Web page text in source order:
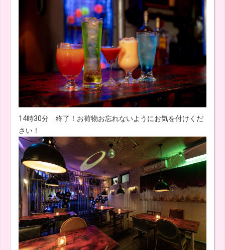
14時30分 終了！お荷物お忘れないようにお気を付けくだ
さい！